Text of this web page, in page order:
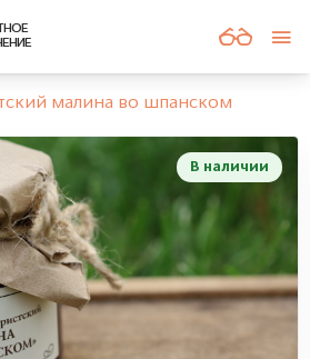
малина во шпанском
В наличии